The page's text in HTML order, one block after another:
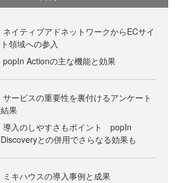
ネイティブアドネットワークからECサイ
ト領域への参入
popIn Actionの主な機能と効果
サービスの重要性を裏付けるアンケート
結果
導入のしやすさもポイント popIn
Discoveryとの併用でさらなる効果も
ミキハウスの導入事例と成果